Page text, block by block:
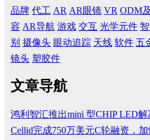
品牌 代工 AR AR眼镜 VR ODM
容 AR导航 游戏 交互 光学元件
别 摄像头 眼动追踪 天线 软件 五
镜头 塑胶件
文章导航
鸿利智汇推出mini 型CHIP LED解
Cellid完成750万美元C轮融资，